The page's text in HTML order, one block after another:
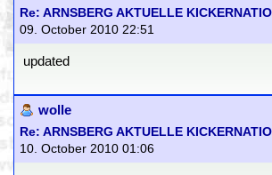
Re: ARNSBERG AKTUELLE
09. October 2010 22:51
updated
wolle
Re: ARNSBERG AKTUELLE
10. October 2010 01:06